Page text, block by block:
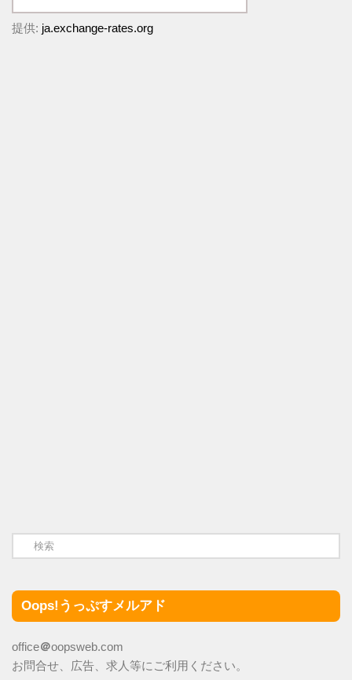
提供: ja.exchange-rates.org
Oops!うっぷすメルアド
office＠oopsweb.com
お問合せ、広告、求人等にご利用ください。